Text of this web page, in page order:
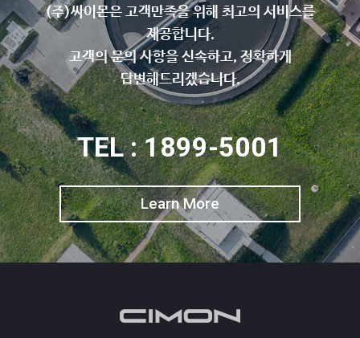
(주)싸이몬은 고객만족을 위해 최고의 서비스를
제공합니다.
고객의 문의 사항을 신속하고, 정확하게
답변해드리겠습니다.
TEL : 1899-5001
Learn More